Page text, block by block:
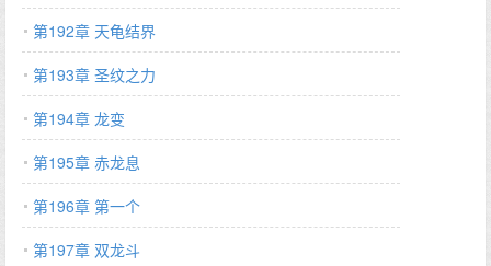
第192章 天龟结界
第193章 圣纹之力
第194章 龙变
第195章 赤龙息
第196章 第一个
第197章 双龙斗